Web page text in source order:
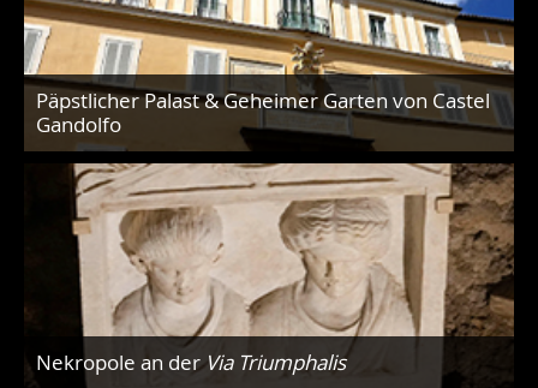
Päpstlicher Palast & Geheimer Garten von Castel
Gandolfo
Nekropole an derVia Triumphalis